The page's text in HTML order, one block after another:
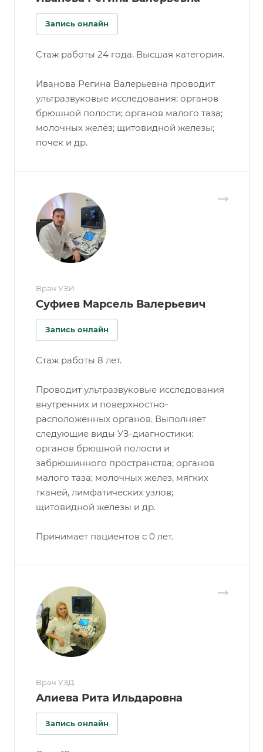
Запись онлайн
Стаж работы 24 года. Высшая категория.
Иванова Регина Валерьевна проводит
ультразвуковые исследования: органов
брюшной полости; органов малого таза;
молочных желёз; щитовидной железы;
почек и др.
Врач УЗИ
Суфиев Марсель Валерьевич
Запись онлайн
Стаж работы 8 лет.
Проводит ультразвуковые исследования
внутренних и поверхностно-
расположенных органов. Выполняет
следующие виды УЗ-диагностики:
органов брюшной полости и
забрюшинного пространства; органов
малого таза; молочных желез, мягких
тканей, лимфатических узлов;
щитовидной железы и др.
Принимает пациентов с 0 лет.
Врач УЗД
Алиева Рита Ильдаровна
Запись онлайн